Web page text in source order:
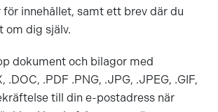
innehållet, samt ett brev där du
om dig själv.
dokument och bilagor med
.DOC, .PDF .PNG, .JPG, .JPEG, .GIF,
till din e-postadress när